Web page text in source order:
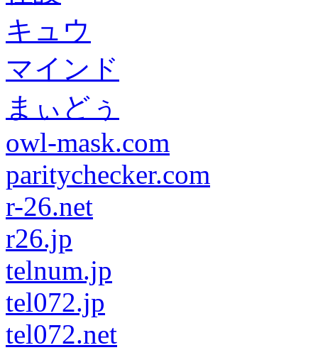
キュウ
マインド
まぃどぅ
owl-mask.com
paritychecker.com
r-26.net
r26.jp
telnum.jp
tel072.jp
tel072.net